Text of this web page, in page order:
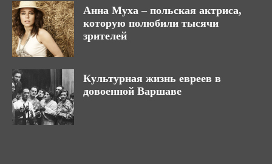
Анна Муха – польская актриса,
которую полюбили тысячи
зрителей
Культурная жизнь евреев в
довоенной Варшаве